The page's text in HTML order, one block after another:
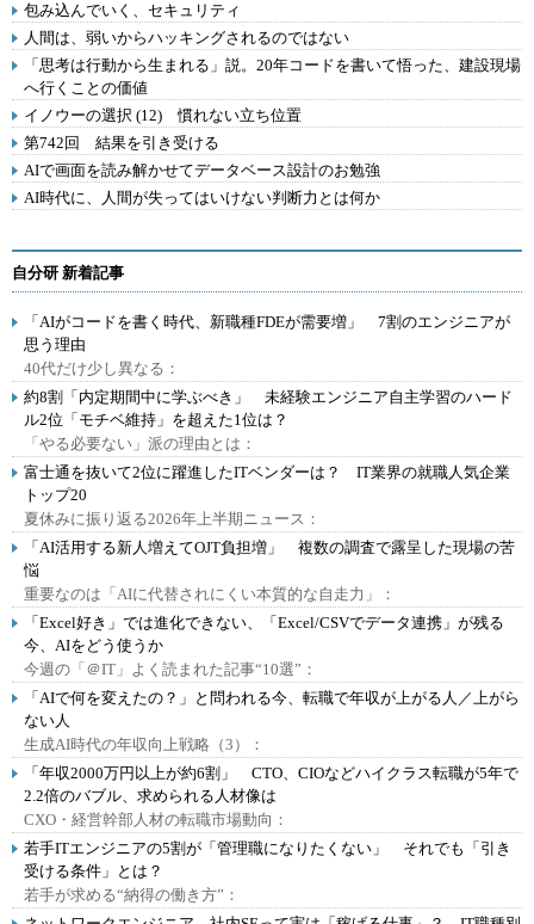
包み込んでいく、セキュリティ
人間は、弱いからハッキングされるのではない
「思考は行動から生まれる」説。20年コードを書いて悟った、建設現場
へ行くことの価値
イノウーの選択 (12) 慣れない立ち位置
第742回 結果を引き受ける
AIで画面を読み解かせてデータベース設計のお勉強
AI時代に、人間が失ってはいけない判断力とは何か
自分研 新着記事
「AIがコードを書く時代、新職種FDEが需要増」 7割のエンジニアが
思う理由
40代だけ少し異なる：
約8割「内定期間中に学ぶべき」 未経験エンジニア自主学習のハード
ル2位「モチベ維持」を超えた1位は？
「やる必要ない」派の理由とは：
富士通を抜いて2位に躍進したITベンダーは？ IT業界の就職人気企業
トップ20
夏休みに振り返る2026年上半期ニュース：
「AI活用する新人増えてOJT負担増」 複数の調査で露呈した現場の苦
悩
重要なのは「AIに代替されにくい本質的な自走力」：
「Excel好き」では進化できない、「Excel/CSVでデータ連携」が残る
今、AIをどう使うか
今週の「＠IT」よく読まれた記事“10選”：
「AIで何を変えたの？」と問われる今、転職で年収が上がる人／上がら
ない人
生成AI時代の年収向上戦略（3）：
「年収2000万円以上が約6割」 CTO、CIOなどハイクラス転職が5年で
2.2倍のバブル、求められる人材像は
CXO・経営幹部人材の転職市場動向：
若手ITエンジニアの5割が「管理職になりたくない」 それでも「引き
受ける条件」とは？
若手が求める“納得の働き方”：